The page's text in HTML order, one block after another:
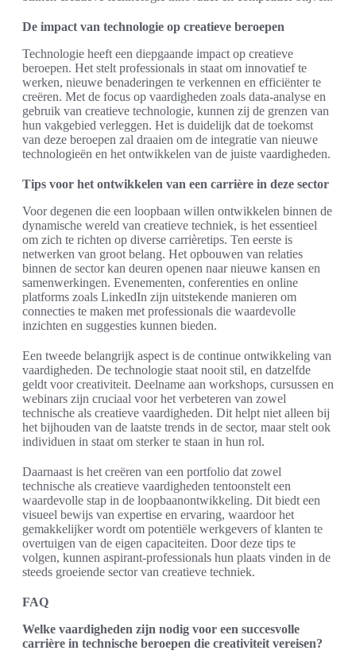
De impact van technologie op creatieve beroepen
Technologie heeft een diepgaande impact op creatieve
beroepen. Het stelt professionals in staat om innovatief te
werken, nieuwe benaderingen te verkennen en efficiënter te
creëren. Met de focus op vaardigheden zoals data-analyse en
gebruik van creatieve technologie, kunnen zij de grenzen van
hun vakgebied verleggen. Het is duidelijk dat de toekomst
van deze beroepen zal draaien om de integratie van nieuwe
technologieën en het ontwikkelen van de juiste vaardigheden.
Tips voor het ontwikkelen van een carrière in deze sector
Voor degenen die een loopbaan willen ontwikkelen binnen de
dynamische wereld van creatieve techniek, is het essentieel
om zich te richten op diverse carrièretips. Ten eerste is
netwerken van groot belang. Het opbouwen van relaties
binnen de sector kan deuren openen naar nieuwe kansen en
samenwerkingen. Evenementen, conferenties en online
platforms zoals LinkedIn zijn uitstekende manieren om
connecties te maken met professionals die waardevolle
inzichten en suggesties kunnen bieden.
Een tweede belangrijk aspect is de continue ontwikkeling van
vaardigheden. De technologie staat nooit stil, en datzelfde
geldt voor creativiteit. Deelname aan workshops, cursussen en
webinars zijn cruciaal voor het verbeteren van zowel
technische als creatieve vaardigheden. Dit helpt niet alleen bij
het bijhouden van de laatste trends in de sector, maar stelt ook
individuen in staat om sterker te staan in hun rol.
Daarnaast is het creëren van een portfolio dat zowel
technische als creatieve vaardigheden tentoonstelt een
waardevolle stap in de loopbaanontwikkeling. Dit biedt een
visueel bewijs van expertise en ervaring, waardoor het
gemakkelijker wordt om potentiële werkgevers of klanten te
overtuigen van de eigen capaciteiten. Door deze tips te
volgen, kunnen aspirant-professionals hun plaats vinden in de
steeds groeiende sector van creatieve techniek.
FAQ
Welke vaardigheden zijn nodig voor een succesvolle
carrière in technische beroepen die creativiteit vereisen?